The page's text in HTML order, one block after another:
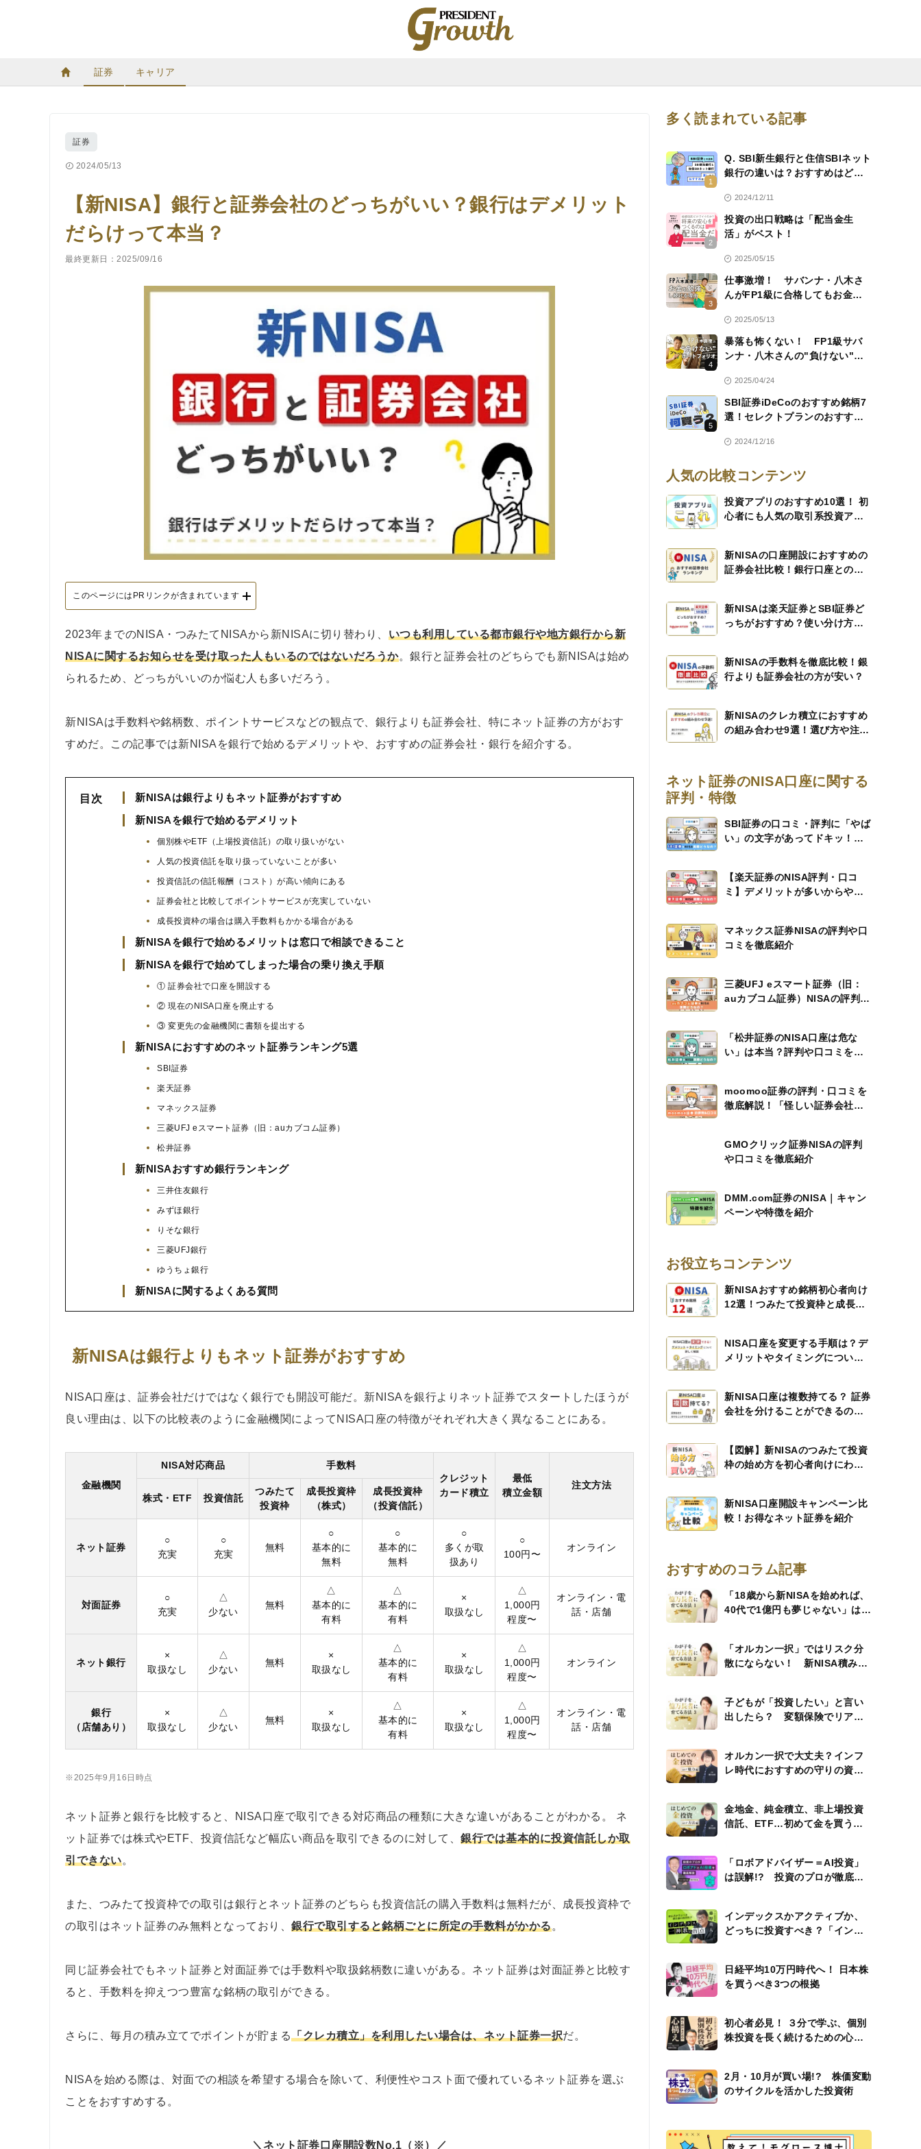
ジ
ー
証券 キャリア
証券
2024/05/13
【新NISA】銀行と証券会社のどっちがいい？銀行はデメリット
だらけって本当？
最終更新日：2025/09/16
このページにはPRリンクが含まれています
2023年までのNISA・つみたてNISAから新NISAに切り替わり、 いつも利用している都市銀行や地方銀行から新
NISAに関するお知らせを受け取った人もいるのではないだろうか。銀行と証券会社のどちらでも新NISAは始め
られるため、どっちがいいのか悩む人も多いだろう。
新NISAは手数料や銘柄数、ポイントサービスなどの観点で、銀行よりも証券会社、特にネット証券の方がおす
すめだ。この記事では新NISAを銀行で始めるデメリットや、おすすめの証券会社・銀行を紹介する。
目次
新NISAは銀行よりもネット証券がおすすめ
新NISAを銀行で始めるデメリット
個別株やETF（上場投資信託）の取り扱いがない
人気の投資信託を取り扱っていないことが多い
投資信託の信託報酬（コスト）が高い傾向にある
証券会社と比較してポイントサービスが充実していない
成長投資枠の場合は購入手数料もかかる場合がある
新NISAを銀行で始めるメリットは窓口で相談できること
新NISAを銀行で始めてしまった場合の乗り換え手順
① 証券会社で口座を開設する
② 現在のNISA口座を廃止する
③ 変更先の金融機関に書類を提出する
新NISAにおすすめのネット証券ランキング5選
SBI証券
楽天証券
マネックス証券
三菱UFJ eスマート証券（旧：auカブコム証券）
松井証券
新NISAおすすめ銀行ランキング
三井住友銀行
みずほ銀行
りそな銀行
三菱UFJ銀行
ゆうちょ銀行
新NISAに関するよくある質問
新NISAは銀行よりもネット証券がおすすめ
NISA口座は、証券会社だけではなく銀行でも開設可能だ。新NISAを銀行よりネット証券でスタートしたほうが
良い理由は、以下の比較表のように金融機関によってNISA口座の特徴がそれぞれ大きく異なることにある。
金融機関
NISA対応商品
手数料
クレジット
カード積立
最低
積立金額
注文方法
株式・ETF
投資信託
つみたて
投資枠
成長投資枠
（株式）
成長投資枠
（投資信託）
ネット証券
○
充実
○
充実
無料
○
基本的に
無料
○
基本的に
無料
○
多くが取
扱あり
○
100円〜
オンライン
対面証券
○
充実
△
少ない
無料
△
基本的に
有料
△
基本的に
有料
×
取扱なし
△
1,000円
程度〜
オンライン・電
話・店舗
ネット銀行
×
取扱なし
△
少ない
無料
×
取扱なし
△
基本的に
有料
×
取扱なし
△
1,000円
程度〜
オンライン
銀行
（店舗あり）
×
取扱なし
△
少ない
無料
×
取扱なし
△
基本的に
有料
×
取扱なし
△
1,000円
程度〜
オンライン・電
話・店舗
※2025年9月16日時点
ネット証券と銀行を比較すると、NISA口座で取引できる対応商品の種類に大きな違いがあることがわかる。 ネ
ット証券では株式やETF、投資信託など幅広い商品を取引できるのに対して、 銀行では基本的に投資信託しか取
引できない。
また、つみたて投資枠での取引は銀行とネット証券のどちらも投資信託の購入手数料は無料だが、成長投資枠で
の取引はネット証券のみ無料となっており、 銀行で取引すると銘柄ごとに所定の手数料がかかる。
同じ証券会社でもネット証券と対面証券では手数料や取扱銘柄数に違いがある。ネット証券は対面証券と比較す
ると、手数料を抑えつつ豊富な銘柄の取引ができる。
さらに、毎月の積み立てでポイントが貯まる「クレカ積立」を利用したい場合は、ネット証券一択だ。
NISAを始める際は、対面での相談を希望する場合を除いて、利便性やコスト面で優れているネット証券を選ぶ
ことをおすすめする。
＼ネット証券口座開設数No.1（※）／
多く読まれている記事
1
Q. SBI新生銀行と住信SBIネット
銀行の違いは？おすすめはどっ
2024/12/11
2
投資の出口戦略は「配当金生
活」がベスト！
2025/05/15
3
仕事激増！ サバンナ・八木さ
んがFP1級に合格してもお金を
2025/05/13
4
暴落も怖くない！ FP1級サバ
ンナ・八木さんの"負けない"ポ
2025/04/24
5
SBI証券iDeCoのおすすめ銘柄7
選！セレクトプランのおすすめ
2024/12/16
人気の比較コンテンツ
投資アプリのおすすめ10選！ 初
心者にも人気の取引系投資アプ
新NISAの口座開設におすすめの
証券会社比較！銀行口座との比
新NISAは楽天証券とSBI証券ど
っちがおすすめ？使い分け方も
新NISAの手数料を徹底比較！銀
行よりも証券会社の方が安い？
新NISAのクレカ積立におすすめ
の組み合わせ9選！選び方や注意
ネット証券のNISA口座に関する
評判・特徴
SBI証券の口コミ・評判に「やば
い」の文字があってドキッ！メ
【楽天証券のNISA評判・口コ
ミ】デメリットが多いからやめ
マネックス証券NISAの評判や口
コミを徹底紹介
三菱UFJ eスマート証券（旧：
auカブコム証券）NISAの評判や
「松井証券のNISA口座は危な
い」は本当？評判や口コミをも
moomoo証券の評判・口コミを
徹底解説！「怪しい証券会社」
GMOクリック証券NISAの評判
や口コミを徹底紹介
DMM.com証券のNISA｜キャン
ペーンや特徴を紹介
お役立ちコンテンツ
新NISAおすすめ銘柄初心者向け
12選！つみたて投資枠と成長投
NISA口座を変更する手順は？デ
メリットやタイミングについて
新NISA口座は複数持てる？ 証券
会社を分けることができるのか
【図解】新NISAのつみたて投資
枠の始め方を初心者向けにわか
新NISA口座開設キャンペーン比
較！お得なネット証券を紹介
おすすめのコラム記事
「18歳から新NISAを始めれば、
40代で1億円も夢じゃない」は本
「オルカン一択」ではリスク分
散にならない！ 新NISA積み立
子どもが「投資したい」と言い
出したら？ 変額保険でリアル
オルカン一択で大丈夫？インフ
レ時代におすすめの守りの資産
金地金、純金積立、非上場投資
信託、ETF…初めて金を買う人
「ロボアドバイザー＝AI投資」
は誤解!? 投資のプロが徹底解
インデックスかアクティブか、
どっちに投資すべき？「インデ
日経平均10万円時代へ！ 日本株
を買うべき3つの根拠
初心者必見！ ３分で学ぶ、個別
株投資を長く続けるための心構
2月・10月が買い場!? 株価変動
のサイクルを活かした投資術